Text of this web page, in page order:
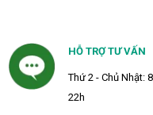
HỖ TRỢ TƯ VẤN
Thứ 2 - Chủ Nhật:
22h